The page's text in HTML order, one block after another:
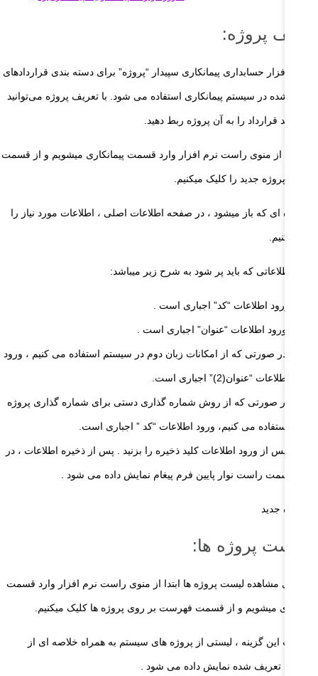
پروژه:
نرم افزار حسابداری پیمانکاری سپیدار “پروژه” برای دسته بندی قراردادهای
شده در سیستم پیمانکاری استفاده می شود. با تعریف پروژه می‌توانید
یا چند قرارداد را به آن پروژه ربط دهید.
1 – ابتدا از منوی راست نرم افزار وارد قسمت پیمانکاری میشویم و از قسمت
پروژه جدید را کلیک میکنیم.
پنجره ‌ای که باز میشود ، در صفحه اطلاعات اصلی ، اطلاعات مورد نیاز را
میکنیم.
: اطلاعاتی که باید پر شود به شرح زیر میباشد:
ورود اطلاعات “کد” اجباری است .
ورود اطلاعات “عنوان” اجباری است .
در صورتی که از امکانات زبان دوم در سیستم استفاده می کنیم ، ورود
اطلاعات “عنوان(2)” اجباری است.
در صورتی که از روش شماره گذاری دستی برای شماره گذاری پروژه
استفاده می کنیم، ورود اطلاعات “کد ” اجباری است.
پس از ورود اطلاعات کلید ذخیره را بزنید . پس از ذخیره اطلاعات ، در
سمت راست نوار پایین فرم پیغام نمایش داده می شود .
پروژه ها:
1 – برای مشاهده لیست پروژه ها ابتدا از منوی راست نرم افزار وارد قسمت
میشویم و از قسمت فهرست بر روی پروژه ها کلیک میکنیم.
انتخاب این گزینه ، لیستی از پروژه‌ های سیستم به همراه خلاصه ای از
تعریف شده نمایش داده می شود .